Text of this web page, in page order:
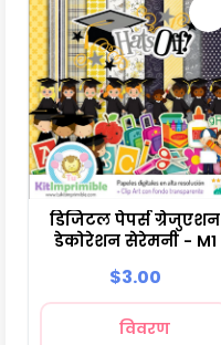
डिजिटल पेपर्स ग्रेजुएशन
डेकोरेशन सेरेमनी - M1
$3.00
विवरण